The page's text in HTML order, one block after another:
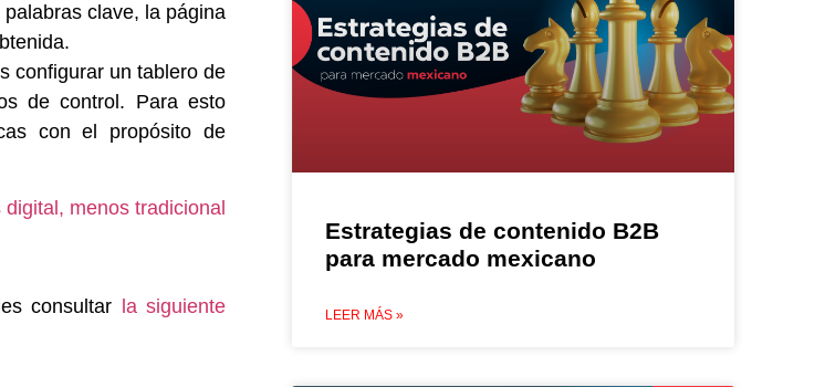
clave, la página
configurar un tablero de
de control. Para esto
con el propósito de
digital, menos tradicional
consultar la siguiente
Estrategias de contenido B2B
para mercado mexicano
LEER MÁS »